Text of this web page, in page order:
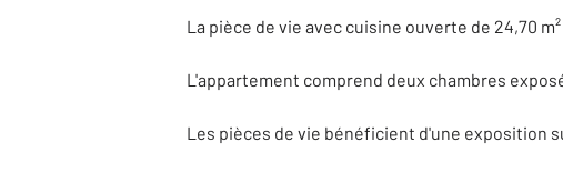
La pièce de vie avec cuisine ouverte de 24,70
L'appartement comprend deux chambres
Les pièces de vie bénéficient d'une exposition